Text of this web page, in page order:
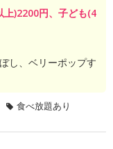
)2200円、子ども(4
し、ベリーポップす
食べ放題あり